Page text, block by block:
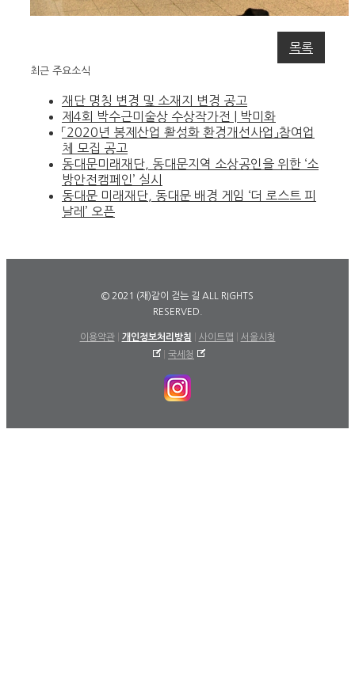
목록
최근 주요소식
재단 명칭 변경 및 소재지 변경 공고
제4회 박수근미술상 수상작가전 | 박미화
「2020년 봉제산업 활성화 환경개선사업」참여업
체 모집 공고
동대문미래재단, 동대문지역 소상공인을 위한 ‘소
방안전캠페인’ 실시
동대문 미래재단, 동대문 배경 게임 ‘더 로스트 피
날레’ 오픈
© 2021 (재)같이 걷는 길 ALL RIGHTS
RESERVED.
이용약관| 개인정보처리방침 사이트맵
서울시청
국세청